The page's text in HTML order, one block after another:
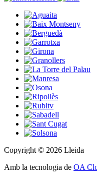
Copyright © 2026 Lleida
Amb la tecnologia de OA